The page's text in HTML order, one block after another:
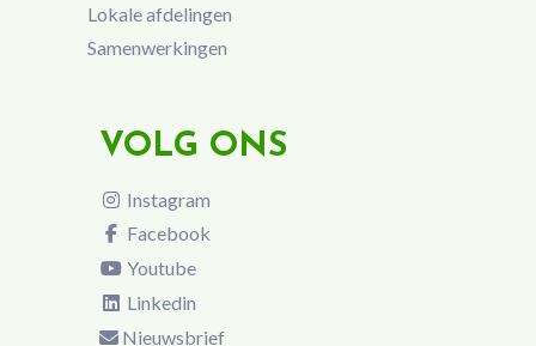
Lokale afdelingen
Samenwerkingen
VOLG ONS
Instagram
Facebook
Youtube
Linkedin
Nieuwsbrief